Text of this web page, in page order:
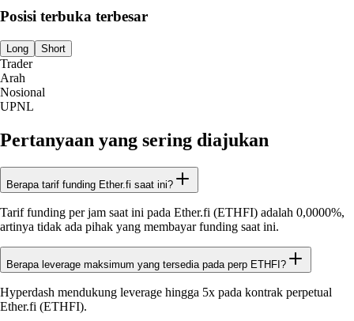
Posisi terbuka terbesar
Long Short
Trader
Arah
Nosional
UPNL
Pertanyaan yang sering diajukan
Berapa tarif funding Ether.fi saat ini?
Tarif funding per jam saat ini pada Ether.fi (ETHFI) adalah 0,0000%,
artinya tidak ada pihak yang membayar funding saat ini.
Berapa leverage maksimum yang tersedia pada perp ETHFI?
Hyperdash mendukung leverage hingga 5x pada kontrak perpetual
Ether.fi (ETHFI).